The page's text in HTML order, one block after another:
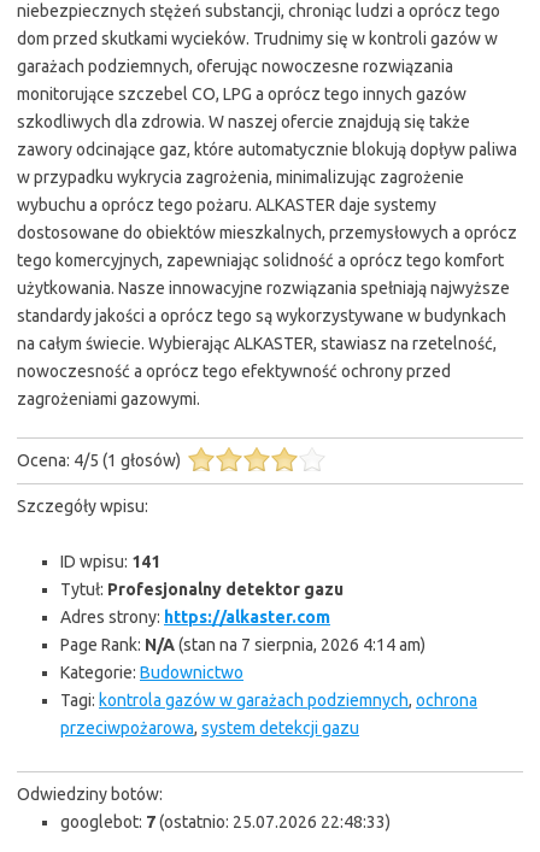
niebezpiecznych stężeń substancji, chroniąc ludzi a oprócz tego
dom przed skutkami wycieków. Trudnimy się w kontroli gazów w
garażach podziemnych, oferując nowoczesne rozwiązania
monitorujące szczebel CO, LPG a oprócz tego innych gazów
szkodliwych dla zdrowia. W naszej ofercie znajdują się także
zawory odcinające gaz, które automatycznie blokują dopływ paliwa
w przypadku wykrycia zagrożenia, minimalizując zagrożenie
wybuchu a oprócz tego pożaru. ALKASTER daje systemy
dostosowane do obiektów mieszkalnych, przemysłowych a oprócz
tego komercyjnych, zapewniając solidność a oprócz tego komfort
użytkowania. Nasze innowacyjne rozwiązania spełniają najwyższe
standardy jakości a oprócz tego są wykorzystywane w budynkach
na całym świecie. Wybierając ALKASTER, stawiasz na rzetelność,
nowoczesność a oprócz tego efektywność ochrony przed
zagrożeniami gazowymi.
Ocena: 4/5 (1 głosów)
Szczegóły wpisu:
ID wpisu: 141
Tytuł: Profesjonalny detektor gazu
Adres strony: https://alkaster.com
Page Rank: N/A(stan na 7 sierpnia, 2026 4:14 am)
Kategorie: Budownictwo
Tagi: kontrola gazów w garażach podziemnych, ochrona
przeciwpożarowa, system detekcji gazu
Odwiedziny botów:
googlebot: 7(ostatnio: 25.07.2026 22:48:33)